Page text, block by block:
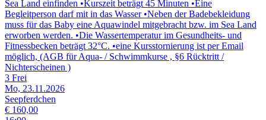
Sea Land einfinden •Kurszeit beträgt 45 Minuten •Eine
Begleitperson darf mit in das Wasser •Neben der Badebekleidung
muss für das Baby eine Aquawindel mitgebracht bzw. im Sea Land
erworben werden. •Die Wassertemperatur im Gesundheits- und
Fitnessbecken beträgt 32°C. •eine Kursstornierung ist per Email
möglich, (AGB für Aqua- / Schwimmkurse , §6 Rücktritt /
Nichterscheinen )
3 Frei
Mo, 23.11.2026
Seepferdchen
€ 160,00